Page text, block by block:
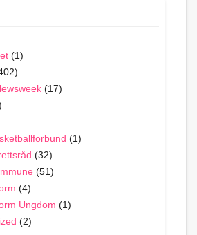
(1)
(17)
(1)
(32)
(51)
(4)
Ungdom (1)
(2)